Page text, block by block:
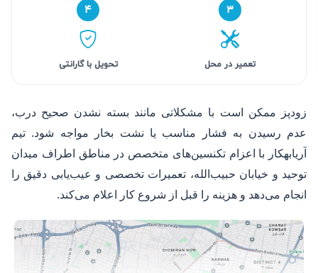
۳
تعمیر در محل
۴
تحویل با گارانتی
زودپز ممکن است با مشکلاتی مانند بسته نشدن صحیح درب،
عدم رسیدن به فشار مناسب یا نشت بخار مواجه شود. تیم
آریابهکار با اعزام تکنسین‌های متخصص در مناطق اطراف میدان
توحید و خیابان حبیب‌الله، تعمیرات تخصصی و عیب‌یابی دقیق را
انجام می‌دهد و هزینه را قبل از شروع کار اعلام می‌کند.